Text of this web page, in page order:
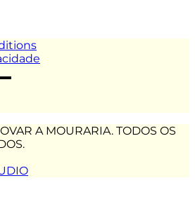
A MOURARIA. TODOS OS